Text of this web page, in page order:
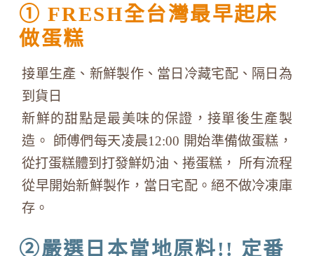
① FRESH全台灣最早起床
做蛋糕
接單生產、新鮮製作、當日冷藏宅配、隔日為
到貨日
新鮮的甜點是最美味的保證，接單後生產製
造。 師傅們每天凌晨12:00 開始準備做蛋糕，
從打蛋糕體到打發鮮奶油、捲蛋糕， 所有流程
從早開始新鮮製作，當日宅配。絕不做冷凍庫
存。
②嚴選日本當地原料!! 定番